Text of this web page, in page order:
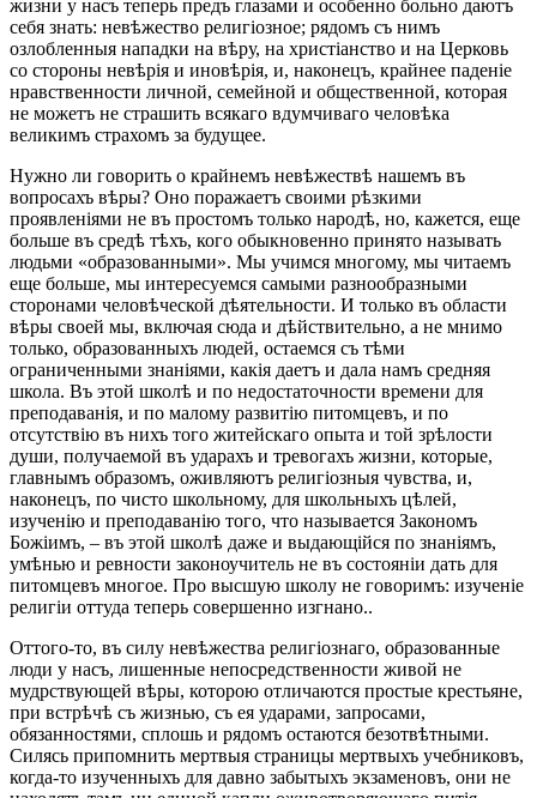
жизни у насъ теперь предъ глазами и особенно больно даютъ
себя знать: невѣжество религіозное; рядомъ съ нимъ
озлобленныя нападки на вѣру, на христіанство и на Церковь
со стороны невѣрія и иновѣрія, и, наконецъ, крайнее паденіе
нравственности личной, семейной и общественной, которая
не можетъ не страшить всякаго вдумчиваго человѣка
великимъ страхомъ за будущее.
Нужно ли говорить о крайнемъ невѣжествѣ нашемъ въ
вопросахъ вѣры? Оно поражаетъ своими рѣзкими
проявленіями не въ простомъ только народѣ, но, кажется, еще
больше въ средѣ тѣхъ, кого обыкновенно принято называть
людьми «образованными». Мы учимся многому, мы читаемъ
еще больше, мы интересуемся самыми разнообразными
сторонами человѣческой дѣятельности. И только въ области
вѣры своей мы, включая сюда и дѣйствительно, а не мнимо
только, образованныхъ людей, остаемся съ тѣми
ограниченными знаніями, какія даетъ и дала намъ средняя
школа. Въ этой школѣ и по недостаточности времени для
преподаванія, и по малому развитію питомцевъ, и по
отсутствію въ нихъ того житейскаго опыта и той зрѣлости
души, получаемой въ ударахъ и тревогахъ жизни, которые,
главнымъ образомъ, оживляютъ религіозныя чувства, и,
наконецъ, по чисто школьному, для школьныхъ цѣлей,
изученію и преподаванію того, что называется Закономъ
Божіимъ, – въ этой школѣ даже и выдающійся по знаніямъ,
умѣнью и ревности законоучитель не въ состояніи дать для
питомцевъ многое. Про высшую школу не говоримъ: изученіе
религіи оттуда теперь совершенно изгнано..
Оттого-то, въ силу невѣжества религіознаго, образованные
люди у насъ, лишенные непосредственности живой не
мудрствующей вѣры, которою отличаются простые крестьяне,
при встрѣчѣ съ жизнью, съ ея ударами, запросами,
обязанностями, сплошь и рядомъ остаются безотвѣтными.
Силясь припомнить мертвыя страницы мертвыхъ учебниковъ,
когда-то изученныхъ для давно забытыхъ экзаменовъ, они не